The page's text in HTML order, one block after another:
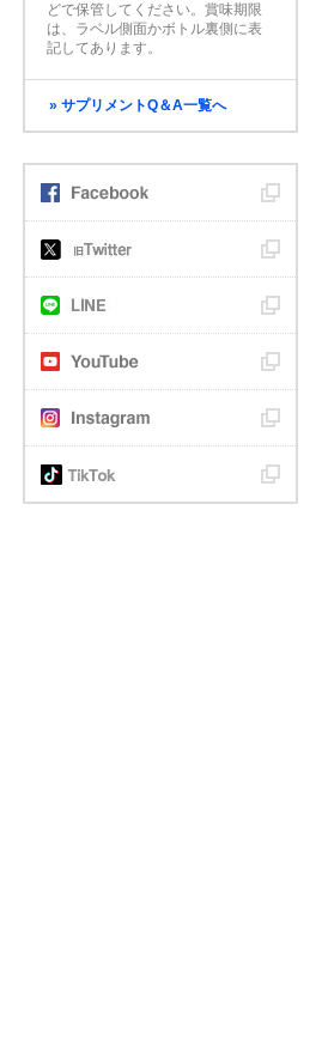
4,980
どで保管してください。賞味期限
は、ラベル側面かボトル裏側に表
記してあります。
» サプリメントQ＆A一覧へ